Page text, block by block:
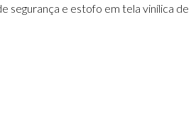
segurança e estofo em tela vinílica de